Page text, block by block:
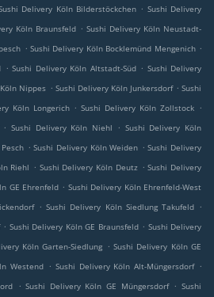
Delivery Köln Bilderstöckchen . Sushi Delivery
Köln Braunsfeld . Sushi Delivery Köln Neustadt-
. Sushi Delivery Köln Bocklemünd Mengenich .
. Sushi Delivery Köln Altstadt-Süd . Sushi Delivery
Nippes . Sushi Delivery Köln Junkersdorf . Sushi
Köln Longerich . Sushi Delivery Köln Zollstock .
. Sushi Delivery Köln Niehl . Sushi Delivery Köln
. Sushi Delivery Köln Weiden . Sushi Delivery
Riehl . Sushi Delivery Köln Deutz . Sushi Delivery
GE Ehrenfeld . Sushi Delivery Köln Ehrenfeld-West
. Sushi Delivery Köln Siedlung Takufeld .
. Sushi Delivery Köln GE Braunsfeld . Sushi Delivery
Köln Garten-Siedlung . Sushi Delivery Köln GE
Westend . Sushi Delivery Köln Alt-Müngersdorf .
. Sushi Delivery Köln GE Müngersdorf . Sushi